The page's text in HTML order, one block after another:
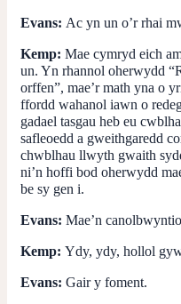
Evans: Ac yn un o’r rhai
Kemp: Mae cymryd eich
un. Yn rhannol oherwydd
orffen”, mae’r math yna o
ffordd wahanol iawn o
gadael tasgau heb eu
safleoedd a gweithgaredd
chwblhau llwyth gwaith
ni’n hoffi bod oherwydd
be sy gen i.
Evans: Mae’n
Kemp: Ydy, ydy, hollol
Evans: Gair y foment.